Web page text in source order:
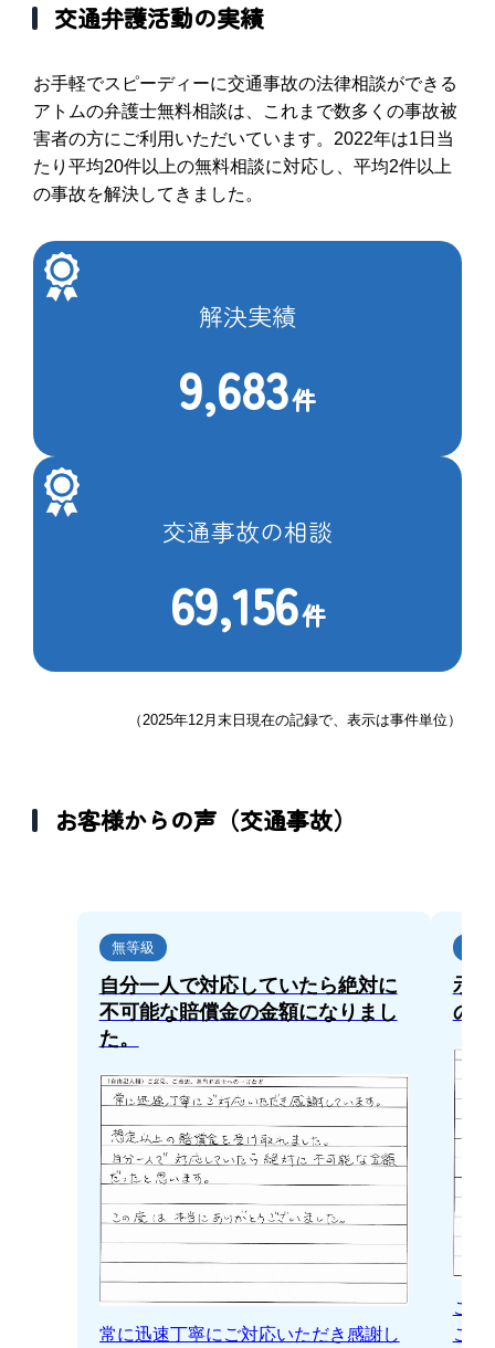
交通弁護活動の実績
お手軽でスピーディーに交通事故の法律相談ができる
アトムの弁護士無料相談は、これまで数多くの事故被
害者の方にご利用いただいています。2022年は1日当
たり平均20件以上の無料相談に対応し、平均2件以上
の事故を解決してきました。
解決実績
9,683件
交通事故の相談
69,156件
（2025年12月末日現在の記録で、表示は事件単位）
お客様からの声（交通事故）
無等級
自分一人で対応していたら絶対に
不可能な賠償金の金額になりまし
た。
常に迅速丁寧にご対応いただき感謝し
示
の
この
ござ